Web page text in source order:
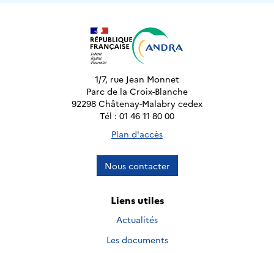
1/7, rue Jean Monnet
Parc de la Croix-Blanche
92298 Châtenay-Malabry cedex
Tél : 01 46 11 80 00
Plan d'accès
Nous contacter
Liens utiles
Actualités
Les documents